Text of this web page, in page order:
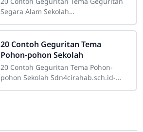
Segara Alam Sekolah
salah satu bentuk puisi dalam bahasa
Jawa yang digunakan
20 Contoh Geguritan Tema
Pohon-pohon Sekolah
20 Contoh Geguritan Tema Pohon-
pohon Sekolah Sdn4cirahab.sch.id-